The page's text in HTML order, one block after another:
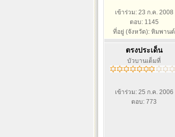
เข้าร่วม: 23 ก.ค. 2008
ตอบ: 1145
ที่อยู่ (จังหวัด): หิมพานต์
ตรงประเด็น
บัวบานเต็มที่
เข้าร่วม: 25 ก.ค. 2006
ตอบ: 773